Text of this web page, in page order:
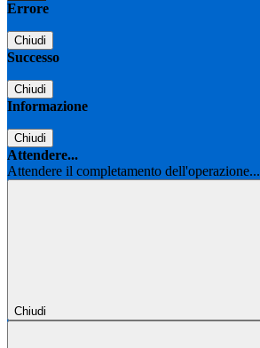
Errore
Chiudi
Successo
Chiudi
Informazione
Chiudi
Attendere...
Attendere il completamento dell'operazione...
Chiudi